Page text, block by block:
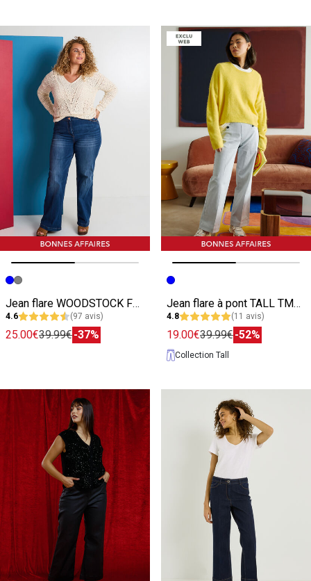
Image précédente
Image suivante
Jean flare WOODSTOCK F02 femme
4.6 (97 avis)
25.00€39.99€-37%
Image précédente
Image suivante
Jean flare à pont TALL TMALO F02 femme
4.8 (11 avis)
19.00€39.99€-52%
Collection Tall